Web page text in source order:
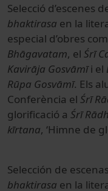
Selecció d’escenes
bhaktirasa en la
especial d’obres
Bhāgavatam, el Śrī
Kavirāja Gosvāmīi el
Rūpa Gosvāmī. Els
Conferència el Śrī
glorificació a Śrī
kīrtana, ‘Himne de
Selección de
bhaktirasa en la